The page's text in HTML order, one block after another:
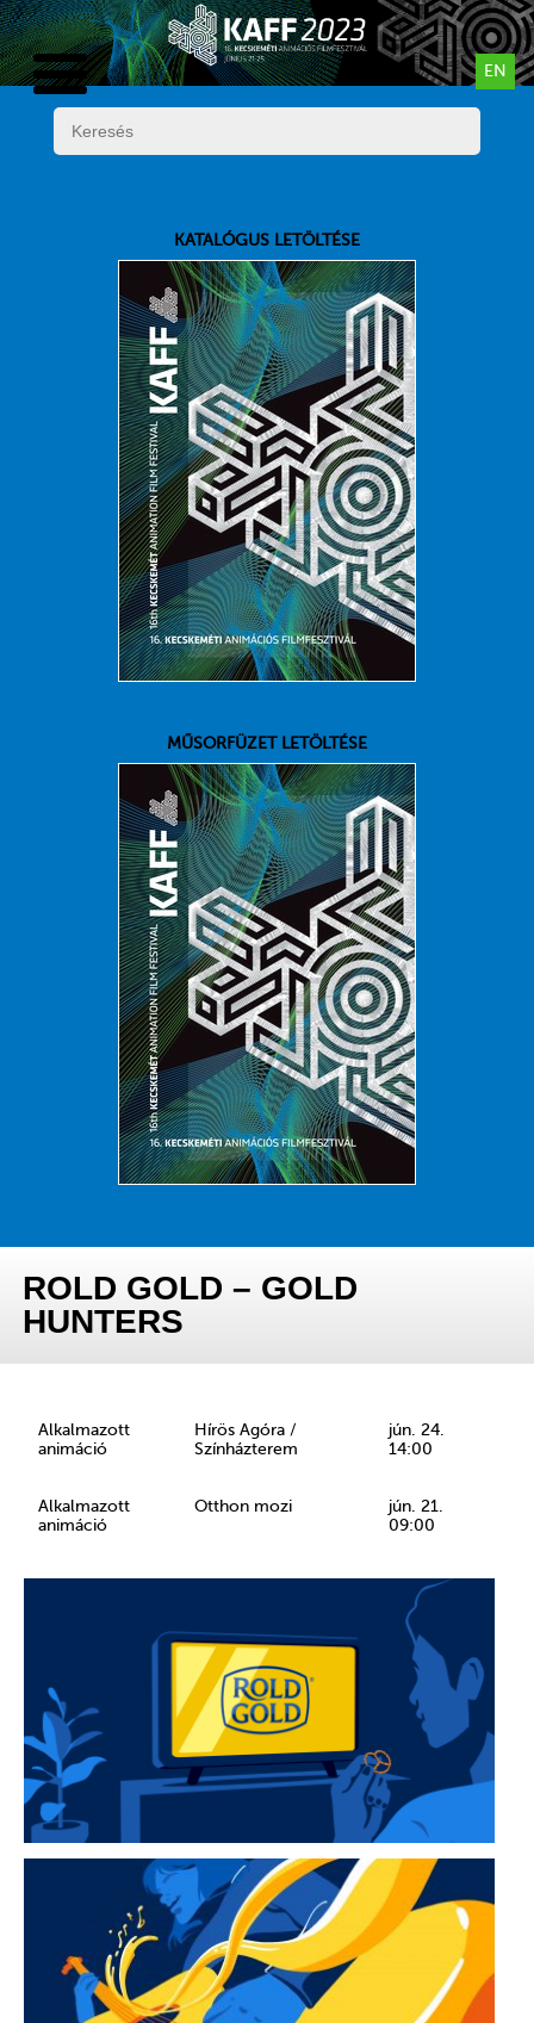
EN
KATALÓGUS LETÖLTÉSE
MŰSORFÜZET LETÖLTÉSE
ROLD GOLD – GOLD
HUNTERS
Alkalmazott
animáció
Hírös Agóra /
Színházterem
jún. 24.
14:00
Alkalmazott
animáció
Otthon mozi
jún. 21.
09:00